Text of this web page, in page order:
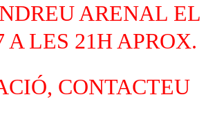
ARENAL EL
LES 21H APROX.
CONTACTEU